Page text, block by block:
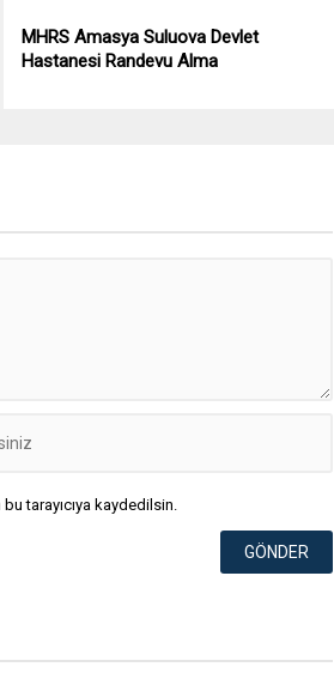
MHRS Amasya Suluova Devlet
Hastanesi Randevu Alma
tarayıcıya kaydedilsin.